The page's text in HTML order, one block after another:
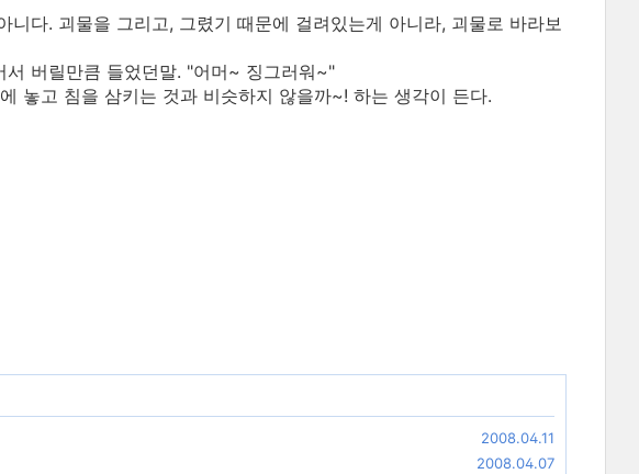
다. 괴물을 그리고, 그렸기 때문에 걸려있는게 아니라, 괴물로 바라보
버릴만큼 들었던말. "어머~ 징그러워~"
놓고 침을 삼키는 것과 비슷하지 않을까~! 하는 생각이 든다.
2008.04.11
2008.04.07